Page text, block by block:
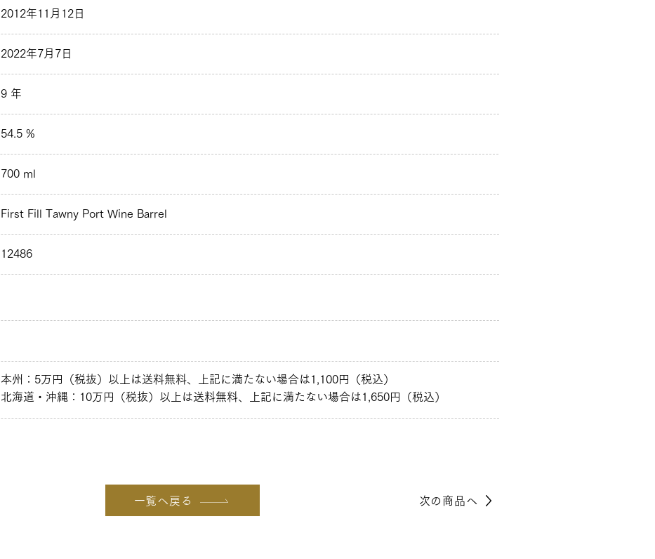
2012年11月12日
2022年7月7日
9 年
54.5 %
700 ml
First Fill Tawny Port Wine Barrel
12486
本州：5万円（税抜）以上は送料無料、上記に満たない場合は1,100円（税込）
北海道・沖縄：10万円（税抜）以上は送料無料、上記に満たない場合は1,650円（税込）
一覧へ戻る 次の商品へ